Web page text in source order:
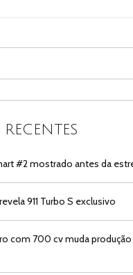
#2 mostrado antes da
911 Turbo S exclusivo
com 700 cv muda produção